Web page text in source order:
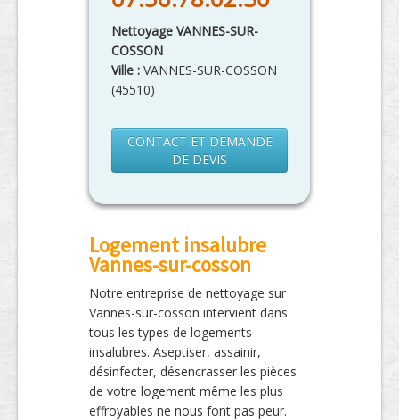
Nettoyage VANNES-SUR-
COSSON
Ville : VANNES-SUR-COSSON
(45510)
CONTACT ET DEMANDE
DE DEVIS
Logement insalubre
Vannes-sur-cosson
Notre entreprise de nettoyage sur
Vannes-sur-cosson intervient dans
tous les types de logements
insalubres. Aseptiser, assainir,
désinfecter, désencrasser les pièces
de votre logement même les plus
effroyables ne nous font pas peur.